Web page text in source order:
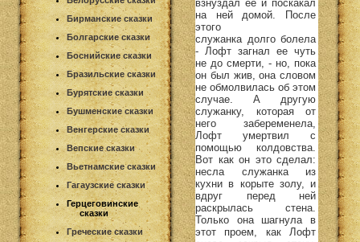
Бирманские сказки
Болгарские сказки
Боснийские сказки
Бразильские сказки
Бурятские сказки
Бушменские сказки
Венгерские сказки
Вепские сказки
Вьетнамские сказки
Гагаузские сказки
Герцеговинские
сказки
Греческие сказки
взнуздал ее и поскакал
на ней домой. После
этого
служанка долго болела
- Лофт загнал ее чуть
не до смерти, - но, пока
он был жив, она словом
не обмолвилась об этом
случае. А другую
служанку, которая от
него забеременела,
Лофт умертвил с
помощью колдовства.
Вот как он это сделал:
несла служанка из
кухни в корыте золу, и
вдруг перед ней
раскрылась стена.
Только она шагнула в
этот проем, как Лофт